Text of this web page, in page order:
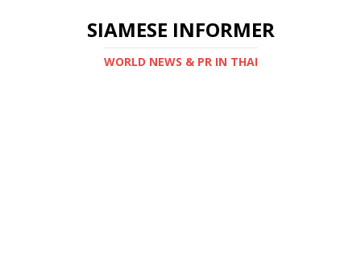
SIAMESE INFORMER
WORLD NEWS & PR IN THAI